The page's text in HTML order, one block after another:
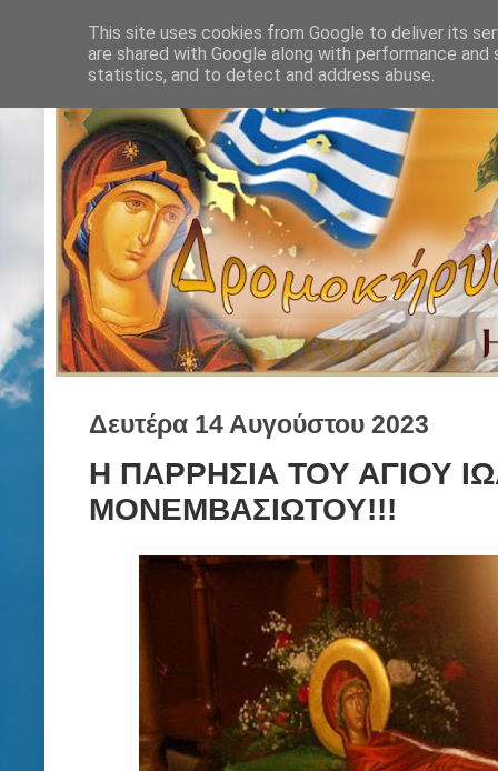
Δευτέρα 14 Αυγούστου 2023
Η ΠΑΡΡΗΣΙΑ ΤΟΥ ΑΓΙΟΥ
ΜΟΝΕΜΒΑΣΙΩΤΟΥ!!!
This site uses cookies from Google to deliver its
are shared with Google along with performance
statistics, and to detect and address abuse.